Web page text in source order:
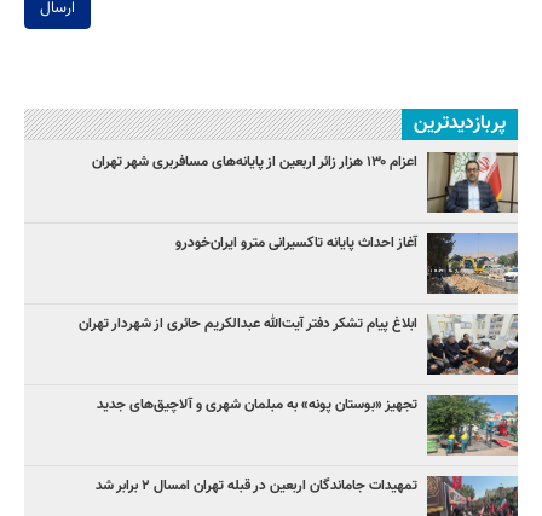
ارسال
پربازدیدترین
اعزام ۱۳۰ هزار زائر اربعین از پایانه‌های مسافربری شهر تهران
آغاز احداث پایانه تاکسیرانی مترو ایران‌خودرو
ابلاغ پیام تشکر دفتر آیت‌الله عبدالکریم حائری از شهردار تهران
تجهیز «بوستان پونه» به مبلمان شهری و آلاچیق‌های جدید
تمهیدات جاماندگان اربعین در قبله تهران امسال ۲ برابر شد